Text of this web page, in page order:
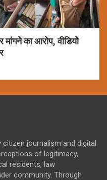
का आरोप, वीडियो
journalism and digital
of legitimacy,
residents, law
community. Through